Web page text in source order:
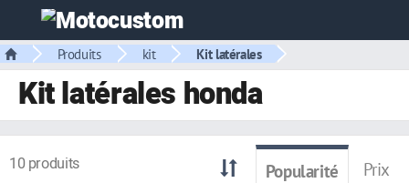
Produits kit Kit latérales
Kit latérales honda
10 produits Popularité Prix